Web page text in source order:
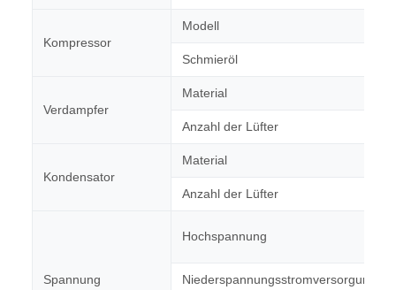
Kompressor
Modell
Schmieröl
Verdampfer
Material
Anzahl der Lüfter
Kondensator
Material
Anzahl der Lüfter
Spannung
Hochspannung
Niederspannungsstromversorgung